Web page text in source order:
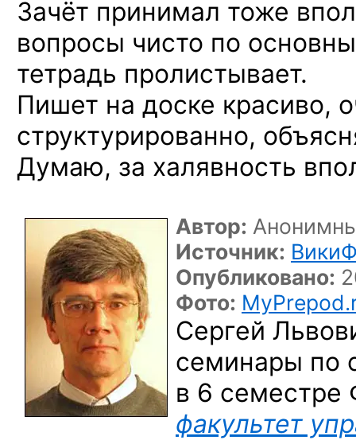
Зачёт принимал тоже
вопросы чисто по
тетрадь пролистывает.
Пишет на доске красиво,
структурированно,
Думаю, за халявность
Автор:
Источник:
Опубликовано:
Фото:
Сергей
семинары по
в 6
факультет